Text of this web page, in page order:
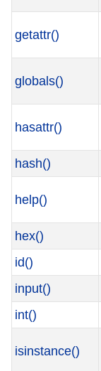
getattr()
globals()
hasattr()
hash()
help()
hex()
id()
input()
int()
isinstance()